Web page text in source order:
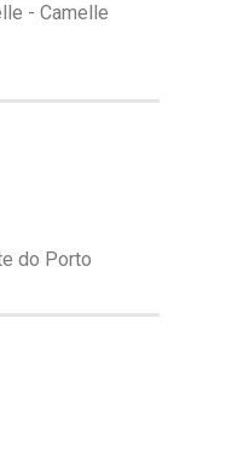
- Camelle
do Porto